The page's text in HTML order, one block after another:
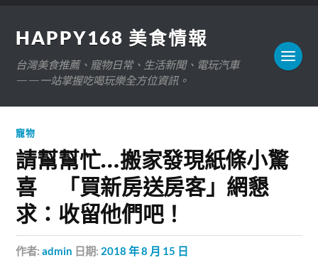
HAPPY168 美食情報
台灣美食推薦、寵物日常、生活新聞、電玩汽車
——一站掌握吃喝玩樂全方位資訊。
寵物
請幫幫忙…搬家發現紙條小驚
喜 「買新房送房客」網懇
求：收留他們吧！
作者:admin 日期: 2018 年 8 月 15 日